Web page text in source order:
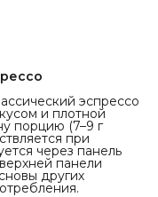
эспрессо
и плотной
порцию (7–9 г
при
через панель
панели
других